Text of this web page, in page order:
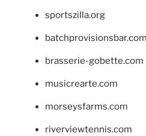
sportszilla.org
batchprovisionsbar.com
brasserie-gobette.com
musicrearte.com
morseysfarms.com
riverviewtennis.com